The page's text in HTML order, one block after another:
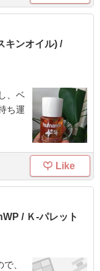
キンオイル) /
、ベ
ち運
Like
/ Ｋ-パレット
、